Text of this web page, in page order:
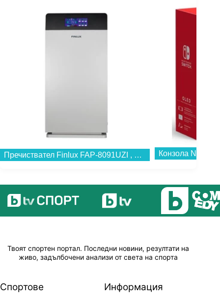
Пречиствател Finlux FAP-8091UZI , 73 W... Конзола
Твоят спортен портал. Последни новини, резултати на
живо, задълбочени анализи от света на спорта
Спортове Информация